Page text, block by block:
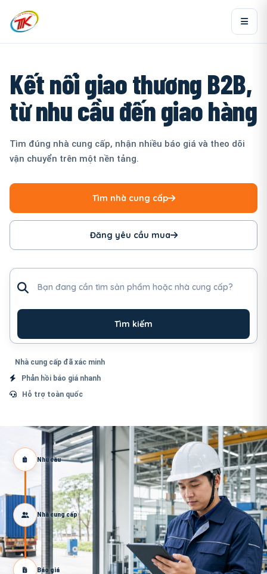
Kết nối giao thương B2B,
từ nhu cầu đến giao hàng
Tìm đúng nhà cung cấp, nhận nhiều báo giá và theo dõi
vận chuyển trên một nền tảng.
Tìm nhà cung cấp
Đăng yêu cầu mua
Tìm kiếm
Nhà cung cấp đã xác minh
Phản hồi báo giá nhanh
Hỗ trợ toàn quốc
Nhu cầu
Nhà cung cấp
Báo giá